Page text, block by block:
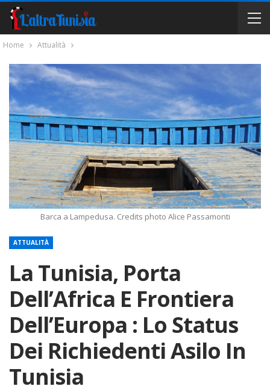
Home Attualità
Barca a Lampedusa. Credits photo Alice Passamonti
ATTUALITÀ
La Tunisia, Porta
Dell’Africa E Frontiera
Dell’Europa : Lo Status
Dei Richiedenti Asilo In
Tunisia